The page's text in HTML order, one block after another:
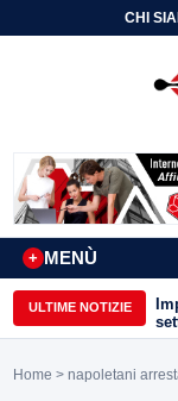
CHI
MENÙ
+
ULTIME NOTIZIE
e
Home > napoletani